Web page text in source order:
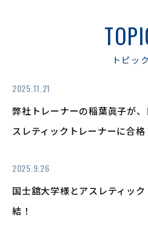
トピッ
2025.11.21
弊社トレーナーの稲葉眞子が
スレティックトレーナーに合格
2025.9.26
国士舘大学様とアスレティッ
結！